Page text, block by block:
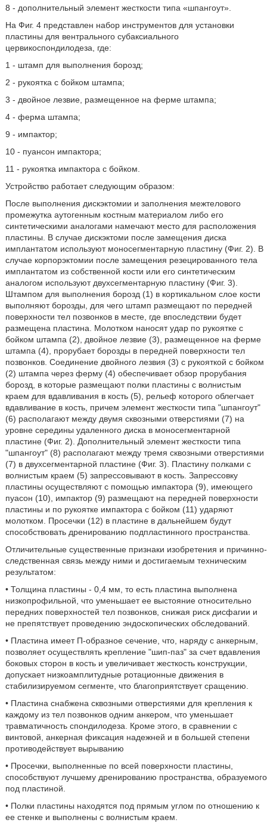
8 - дополнительный элемент жесткости типа «шпангоут».
На Фиг. 4 представлен набор инструментов для установки
пластины для вентрального субаксиального
цервикоспондилодеза, где:
1 - штамп для выполнения борозд;
2 - рукоятка с бойком штампа;
3 - двойное лезвие, размещенное на ферме штампа;
4 - ферма штампа;
9 - импактор;
10 - пуансон импактора;
11 - рукоятка импактора с бойком.
Устройство работает следующим образом:
После выполнения дискэктомии и заполнения межтелового
промежутка аутогенным костным материалом либо его
синтетическими аналогами намечают место для расположения
пластины. В случае дискэктоми после замещения диска
имплантатом используют моносегментарную пластину (Фиг. 2). В
случае корпорэктомии после замещения резецированного тела
имплантатом из собственной кости или его синтетическим
аналогом используют двухсегментарную пластину (Фиг. 3).
Штампом для выполнения борозд (1) в кортикальном слое кости
выполняют борозды, для чего штамп размещают по передней
поверхности тел позвонков в месте, где впоследствии будет
размещена пластина. Молотком наносят удар по рукоятке с
бойком штампа (2), двойное лезвие (3), размещенное на ферме
штампа (4), прорубает борозды в передней поверхности тел
позвонков. Соединение двойного лезвия (3) с рукояткой с бойком
(2) штампа через ферму (4) обеспечивает обзор прорубания
борозд, в которые размещают полки пластины с волнистым
краем для вдавливания в кость (5), рельеф которого облегчает
вдавливание в кость, причем элемент жесткости типа "шпангоут"
(6) располагают между двумя сквозными отверстиями (7) на
уровне середины удаленного диска в моносегментарной
пластине (Фиг. 2). Дополнительный элемент жесткости типа
"шпангоут" (8) располагают между тремя сквозными отверстиями
(7) в двухсегментарной пластине (Фиг. 3). Пластину полками с
волнистым краем (5) запрессовывают в кость. Запрессовку
пластины осуществляют с помощью импактора (9), имеющего
пуасон (10), импактор (9) размещают на передней поверхности
пластины и по рукоятке импактора с бойком (11) ударяют
молотком. Просечки (12) в пластине в дальнейшем будут
способствовать дренированию подпластинного пространства.
Отличительные существенные признаки изобретения и причинно-
следственная связь между ними и достигаемым техническим
результатом:
• Толщина пластины - 0,4 мм, то есть пластина выполнена
низкопрофильной, что уменьшает ее выстояние относительно
передних поверхностей тел позвонков, снижая риск дисфагии и
не препятствует проведению эндоскопических обследований.
• Пластина имеет П-образное сечение, что, наряду с анкерным,
позволяет осуществлять крепление "шип-паз" за счет вдавления
боковых сторон в кость и увеличивает жесткость конструкции,
допускает низкоамплитудные ротационные движения в
стабилизируемом сегменте, что благоприятствует сращению.
• Пластина снабжена сквозными отверстиями для крепления к
каждому из тел позвонков одним анкером, что уменьшает
травматичность спондилодеза. Кроме этого, в сравнении с
винтовой, анкерная фиксация надежней и в большей степени
противодействует вырыванию
• Просечки, выполненные по всей поверхности пластины,
способствуют лучшему дренированию пространства, образуемого
под пластиной.
• Полки пластины находятся под прямым углом по отношению к
ее стенке и выполнены с волнистым краем.